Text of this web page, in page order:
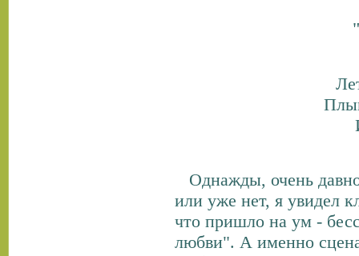
Однажды, очень
или уже нет, я увидел
что пришло на ум -
любви". А именно